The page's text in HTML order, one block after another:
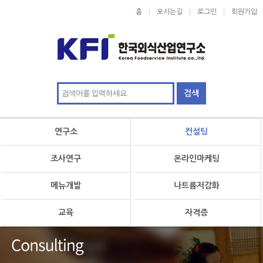
홈 오시는길 로그인 회원가입
연구소 컨설팅
조사연구 온라인마케팅
메뉴개발 나트륨저감화
교육 자격증